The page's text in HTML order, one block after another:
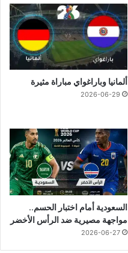
ألمانيا وباراغواي مباراة مثيرة
2026-06-29
السعودية أمام اختبار الحسم..
مواجهة مصيرية ضد الرأس الأخضر
2026-06-27